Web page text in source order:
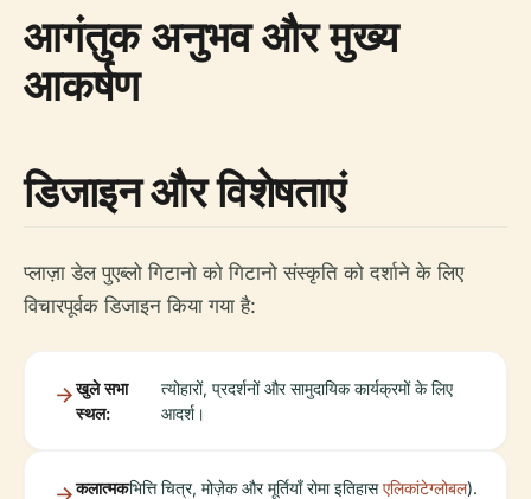
आगंतुक अनुभव और मुख्य
आकर्षण
डिजाइन और विशेषताएं
प्लाज़ा डेल पुएब्लो गिटानो को गिटानो संस्कृति को दर्शाने के लिए
विचारपूर्वक डिजाइन किया गया है:
खुले सभा
स्थल:
त्योहारों, प्रदर्शनों और सामुदायिक कार्यक्रमों के लिए
आदर्श।
कलात्मकभित्ति चित्र, मोज़ेक और मूर्तियाँ रोमा इतिहास एलिकांटेग्लोबल).